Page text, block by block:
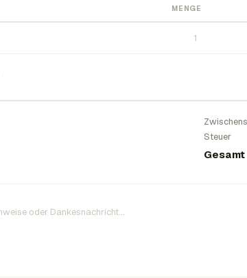
MENGE
Steuer
Gesamt